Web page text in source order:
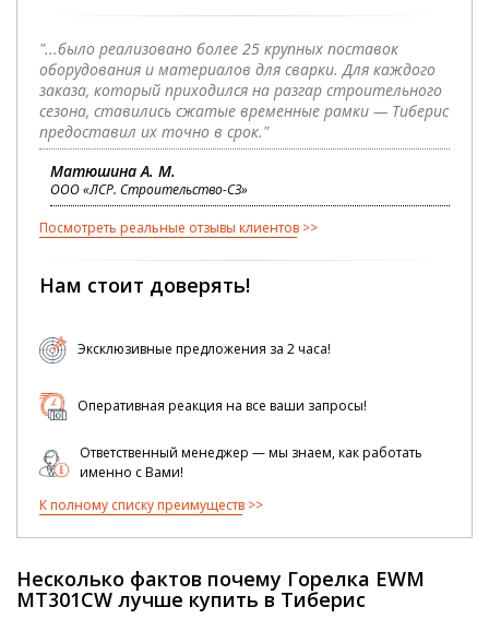
"...было реализовано более 25 крупных поставок
оборудования и материалов для сварки. Для каждого
заказа, который приходился на разгар строительного
сезона, ставились сжатые временные рамки — Тиберис
предоставил их точно в срок."
Матюшина А. М.
ООО «ЛСР. Строительство-СЗ»
Посмотреть реальные отзывы клиентов
Нам стоит доверять!
Эксклюзивные предложения за 2 часа!
Оперативная реакция на все ваши запросы!
Ответственный менеджер — мы знаем, как работать
именно с Вами!
К полному списку преимуществ
Несколько фактов почему Горелка EWM
MT301CW лучше купить в Тиберис